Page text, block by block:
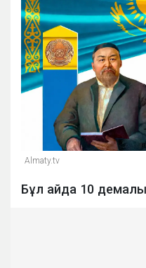
Almaty.tv
Бұл айда 10